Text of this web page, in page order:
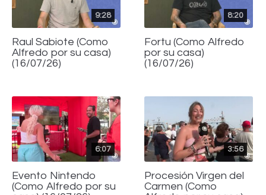
9:28
Raul Sabiote (Como
Alfredo por su casa)
(16/07/26)
8:20
Fortu (Como Alfredo
por su casa)
(16/07/26)
6:07
Evento Nintendo
(Como Alfredo por su
3:56
Procesión Virgen del
Carmen (Como